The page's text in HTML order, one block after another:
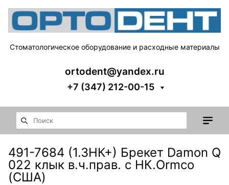
Стоматологическое оборудование и расходные материалы
ortodent@yandex.ru
+7 (347) 212-00-15
491-7684 (1.3НК+) Брекет Damon Q
022 клык в.ч.прав. с НК.Ormco
(США)